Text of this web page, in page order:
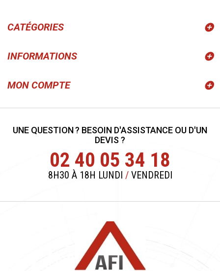
CATÉGORIES
INFORMATIONS
MON COMPTE
UNE QUESTION ? BESOIN D'ASSISTANCE OU D'UN
DEVIS ?
02 40 05 34 18
8H30 À 18H LUNDI /VENDREDI